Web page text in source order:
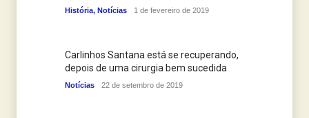
História, Notícias 1 de fevereiro de 2019
Carlinhos Santana está se recuperando,
depois de uma cirurgia bem sucedida
Notícias 22 de setembro de 2019